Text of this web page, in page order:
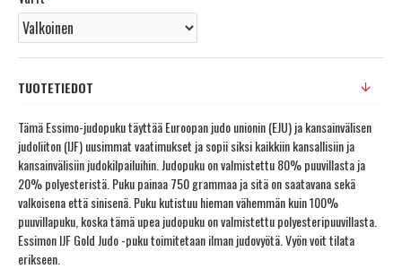
TUOTETIEDOT
Tämä Essimo-judopuku täyttää Euroopan judo unionin (EJU) ja kansainvälisen
judoliiton (IJF) uusimmat vaatimukset ja sopii siksi kaikkiin kansallisiin ja
kansainvälisiin judokilpailuihin. Judopuku on valmistettu 80% puuvillasta ja
20% polyesteristä. Puku painaa 750 grammaa ja sitä on saatavana sekä
valkoisena että sinisenä. Puku kutistuu hieman vähemmän kuin 100%
puuvillapuku, koska tämä upea judopuku on valmistettu polyesteripuuvillasta.
Essimon IJF Gold Judo -puku toimitetaan ilman judovyötä. Vyön voit tilata
erikseen.